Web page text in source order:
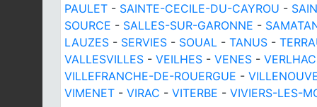
PAULET - SAINTE-CECILE-DU-CAYROU -
SOURCE - SALLES-SUR-GARONNE -
LAUZES - SERVIES - SOUAL - TANUS -
VALLESVILLES - VEILHES - VENES -
VILLEFRANCHE-DE-ROUERGUE -
VIMENET - VIRAC - VITERBE - VIVIERS-LES-